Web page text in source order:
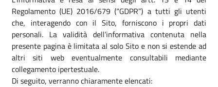
Regolamento (UE) 2016/679 (“GDPR”) a tutti gli utenti
che, interagendo con il Sito, forniscono i propri dati
personali. La validità dell’informativa contenuta nella
presente pagina è limitata al solo Sito e non si estende ad
altri siti web eventualmente consultabili mediante
collegamento ipertestuale.
Di seguito, verranno chiaramente elencati: